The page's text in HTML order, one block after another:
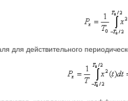
для действительного